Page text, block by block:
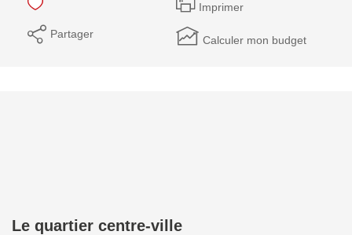
Imprimer
Partager Calculer mon budget
Le quartier centre-ville